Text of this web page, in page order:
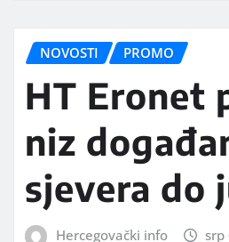
NOVOSTI PROMO
HT Eronet
niz
sjevera do
Hercegovački info srp